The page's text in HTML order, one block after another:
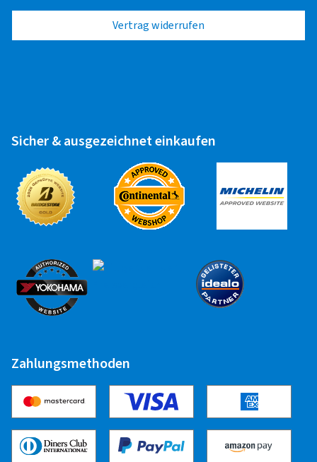
Vertrag widerrufen
Sicher & ausgezeichnet einkaufen
Zahlungsmethoden